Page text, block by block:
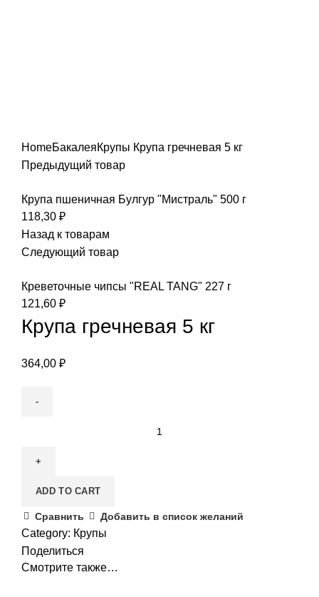
HomeБакалеяКрупы Крупа гречневая 5 кг
Предыдущий товар
Крупа пшеничная Булгур "Мистраль" 500 г
118,30 ₽
Назад к товарам
Следующий товар
Креветочные чипсы "REAL TANG" 227 г
121,60 ₽
Крупа гречневая 5 кг
364,00 ₽
ADD TO CART
Сравнить Добавить в список желаний
Category: Крупы
Поделиться
Смотрите также…